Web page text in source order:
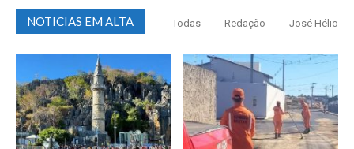
NOTICIAS EM ALTA Todas Redação José Hélio